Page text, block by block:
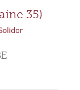
35)